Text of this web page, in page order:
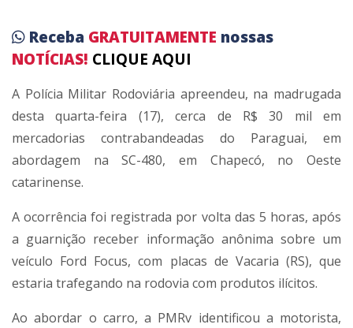
Receba GRATUITAMENTE nossas
NOTÍCIAS! CLIQUE AQUI
A Polícia Militar Rodoviária apreendeu, na madrugada
desta quarta-feira (17), cerca de R$ 30 mil em
mercadorias contrabandeadas do Paraguai, em
abordagem na SC-480, em Chapecó, no Oeste
catarinense.
A ocorrência foi registrada por volta das 5 horas, após
a guarnição receber informação anônima sobre um
veículo Ford Focus, com placas de Vacaria (RS), que
estaria trafegando na rodovia com produtos ilícitos.
Ao abordar o carro, a PMRv identificou a motorista,